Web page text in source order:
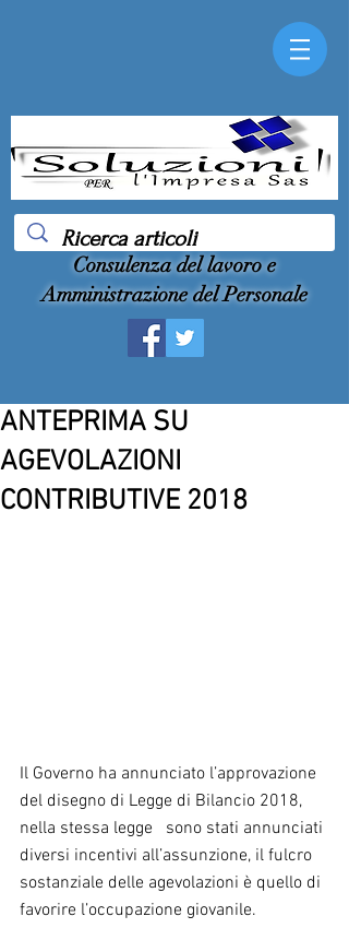
Consulenza del lavoro e
Amministrazione del Personale
ANTEPRIMA SU
AGEVOLAZIONI
CONTRIBUTIVE 2018
Il Governo ha annunciato l’approvazione
del disegno di Legge di Bilancio 2018,
nella stessa legge   sono stati annunciati
diversi incentivi all’assunzione, il fulcro
sostanziale delle agevolazioni è quello di
favorire l’occupazione giovanile.